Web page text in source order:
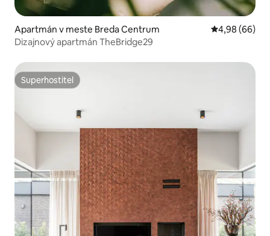
Apartmán v meste Breda Centrum Priemerné
4,98 (66)
Dizajnový apartmán TheBridge29
Superhostiteľ
Superhostiteľ